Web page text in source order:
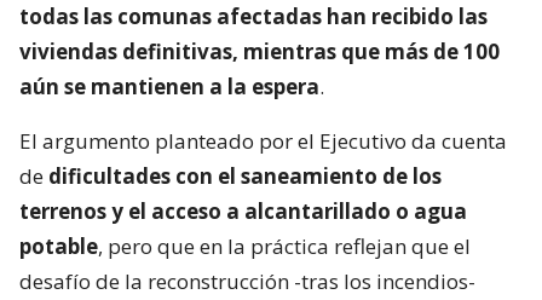
todas las comunas afectadas han recibido las
viviendas definitivas, mientras que más de 100
aún se mantienen a la espera.
El argumento planteado por el Ejecutivo da cuenta
de dificultades con el saneamiento de los
terrenos y el acceso a alcantarillado o agua
potable, pero que en la práctica reflejan que el
desafío de la reconstrucción -tras los incendios-